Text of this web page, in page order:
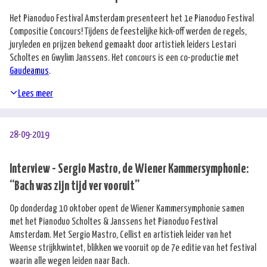
Het Pianoduo Festival Amsterdam presenteert het 1e Pianoduo Festival
Compositie Concours! Tijdens de feestelijke kick-off werden de regels,
juryleden en prijzen bekend gemaakt door artistiek leiders Lestari
Scholtes en Gwylim Janssens. Het concours is een co-productie met
Gaudeamus.
Lees meer
28-09-2019
Interview - Sergio Mastro, de Wiener Kammersymphonie:
“Bach was zijn tijd ver vooruit”
Op donderdag 10 oktober opent de Wiener Kammersymphonie samen
met het Pianoduo Scholtes & Janssens het Pianoduo Festival
Amsterdam. Met Sergio Mastro, Cellist en artistiek leider van het
Weense strijkkwintet, blikken we vooruit op de 7e editie van het festival
waarin alle wegen leiden naar Bach.